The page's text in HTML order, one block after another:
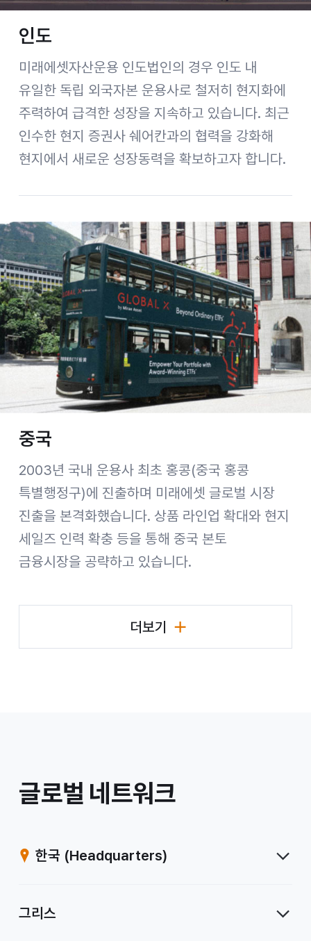
인도
미래에셋자산운용 인도법인의 경우 인도 내
유일한 독립 외국자본 운용사로 철저히 현지화에
주력하여 급격한 성장을 지속하고 있습니다. 최근
인수한 현지 증권사 쉐어칸과의 협력을 강화해
현지에서 새로운 성장동력을 확보하고자 합니다.
중국
2003년 국내 운용사 최초 홍콩(중국 홍콩
특별행정구)에 진출하며 미래에셋 글로벌 시장
진출을 본격화했습니다. 상품 라인업 확대와 현지
세일즈 인력 확충 등을 통해 중국 본토
금융시장을 공략하고 있습니다.
더보기
글로벌 네트워크
한국 (Headquarters)
그리스